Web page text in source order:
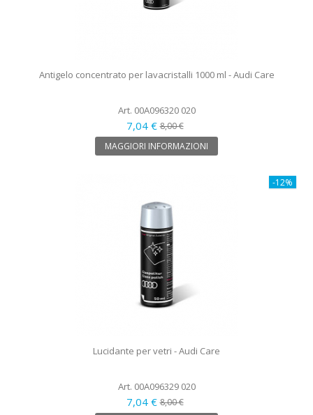
Antigelo concentrato per lavacristalli 1000 ml - Audi Care
Art. 00A096320 020
7,04 €8,00 €
MAGGIORI INFORMAZIONI
-12%
Lucidante per vetri - Audi Care
Art. 00A096329 020
7,04 €8,00 €